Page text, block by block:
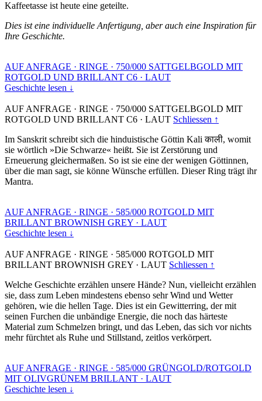
Kaffeetasse ist heute eine geteilte.
Dies ist eine individuelle Anfertigung, aber auch eine Inspiration für
Ihre Geschichte.
AUF ANFRAGE · RINGE · 750/000 SATTGELBGOLD MIT
ROTGOLD UND BRILLANT C6 · LAUT
Geschichte lesen ↓
AUF ANFRAGE · RINGE · 750/000 SATTGELBGOLD MIT
ROTGOLD UND BRILLANT C6 · LAUT Schliessen ↑
Im Sanskrit schreibt sich die hinduistische Göttin Kali काली, womit
sie wörtlich »Die Schwarze« heißt. Sie ist Zerstörung und
Erneuerung gleichermaßen. So ist sie eine der wenigen Göttinnen,
über die man sagt, sie könne Wünsche erfüllen. Dieser Ring trägt ihr
Mantra.
AUF ANFRAGE · RINGE · 585/000 ROTGOLD MIT
BRILLANT BROWNISH GREY · LAUT
Geschichte lesen ↓
AUF ANFRAGE · RINGE · 585/000 ROTGOLD MIT
BRILLANT BROWNISH GREY · LAUT Schliessen ↑
Welche Geschichte erzählen unsere Hände? Nun, vielleicht erzählen
sie, dass zum Leben mindestens ebenso sehr Wind und Wetter
gehören, wie die hellen Tage. Dies ist ein Gewitterring, der mit
seinen Furchen die unbändige Energie, die noch das härteste
Material zum Schmelzen bringt, und das Leben, das sich vor nichts
mehr fürchtet als Ruhe und Stillstand, zeitlos verkörpert.
AUF ANFRAGE · RINGE · 585/000 GRÜNGOLD/ROTGOLD
MIT OLIVGRÜNEM BRILLANT · LAUT
Geschichte lesen ↓